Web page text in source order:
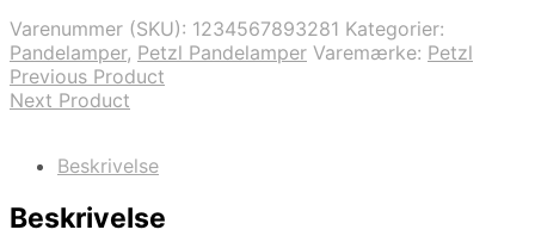
Varenummer (SKU): 1234567893281 Kategorier:
Pandelamper, Petzl Pandelamper Varemærke: Petzl
Previous Product
Next Product
Beskrivelse
Beskrivelse